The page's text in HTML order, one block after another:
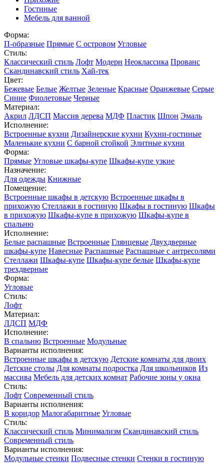
Гостиные
Мебель для ванной
Форма:
П-образные Прямые С островом Угловые
Стиль:
Классический стиль Лофт Модерн Неоклассика Прованс
Скандинавский стиль Хай-тек
Цвет:
Бежевые Белые Желтые Зеленые Красные Оранжевые Серые
Синие Фиолетовые Черные
Материал:
Акрил ЛДСП Массив дерева МДФ Пластик Шпон Эмаль
Исполнение:
Встроенные кухни Дизайнерские кухни Кухни-гостиные
Маленькие кухни С барной стойкой Элитные кухни
Форма:
Прямые Угловые шкафы-купе Шкафы-купе узкие
Назначение:
Для одежды Книжные
Помещение:
Встроенные шкафы в детскую Встроенные шкафы в
прихожую Стеллажи в гостиную Шкафы в гостиную Шкафы
в прихожую Шкафы-купе в прихожую Шкафы-купе в
спальню
Исполнение:
Белые распашные Встроенные Глянцевые Двухдверные
шкафы-купе Навесные Распашные Распашные с антресолями
Стеллажи Шкафы-купе Шкафы-купе белые Шкафы-купе
трехдверные
Форма:
Угловые
Стиль:
Лофт
Материал:
ЛДСП МДФ
Исполнение:
В спальню Встроенные Модульные
Варианты исполнения:
Встроенные шкафы в детскую Детские комнаты для двоих
Детские столы Для комнаты подростка Для школьников Из
массива Мебель для детских комнат Рабочие зоны у окна
Стиль:
Лофт Современный стиль
Варианты исполнения:
В коридор Малогабаритные Угловые
Стиль:
Классический стиль Минимализм Скандинавский стиль
Современный стиль
Варианты исполнения:
Модульные стенки Подвесные стенки Стенки в гостиную